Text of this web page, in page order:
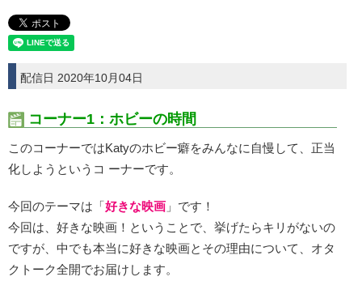
配信日 2020年10月04日
コーナー1：ホビーの時間
このコーナーではKatyのホビー癖をみんなに自慢して、正当
化しようというコ ーナーです。
今回のテーマは「好きな映画 」です！
今回は、好きな映画！ということで、挙げたらキリがないの
ですが、中でも本当に好きな映画とその理由について、オタ
クトーク全開でお届けします。